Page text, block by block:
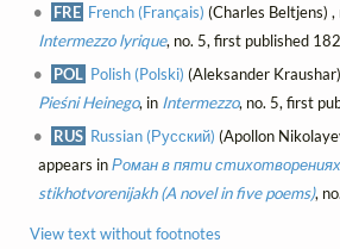
FRE French (Français) (Charles Beltjens)
Intermezzo lyrique, no. 5, first published
POL Polish (Polski) (Aleksander
Pieśni Heinego, in Intermezzo, no. 5, first
RUS Russian (Русский) (Apollon
appears inРоман в пяти
stikhotvorenijakh (A novel in five poems),
View text without footnotes